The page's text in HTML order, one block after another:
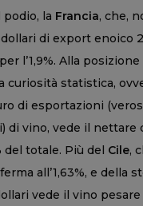
la Francia, che,
di export enoico
l’1,9%. Alla
curiosità statistica,
di esportazioni
di vino, vede il nettare
del totale. Più del Cile,
all’1,63%, e della
vede il vino pesare